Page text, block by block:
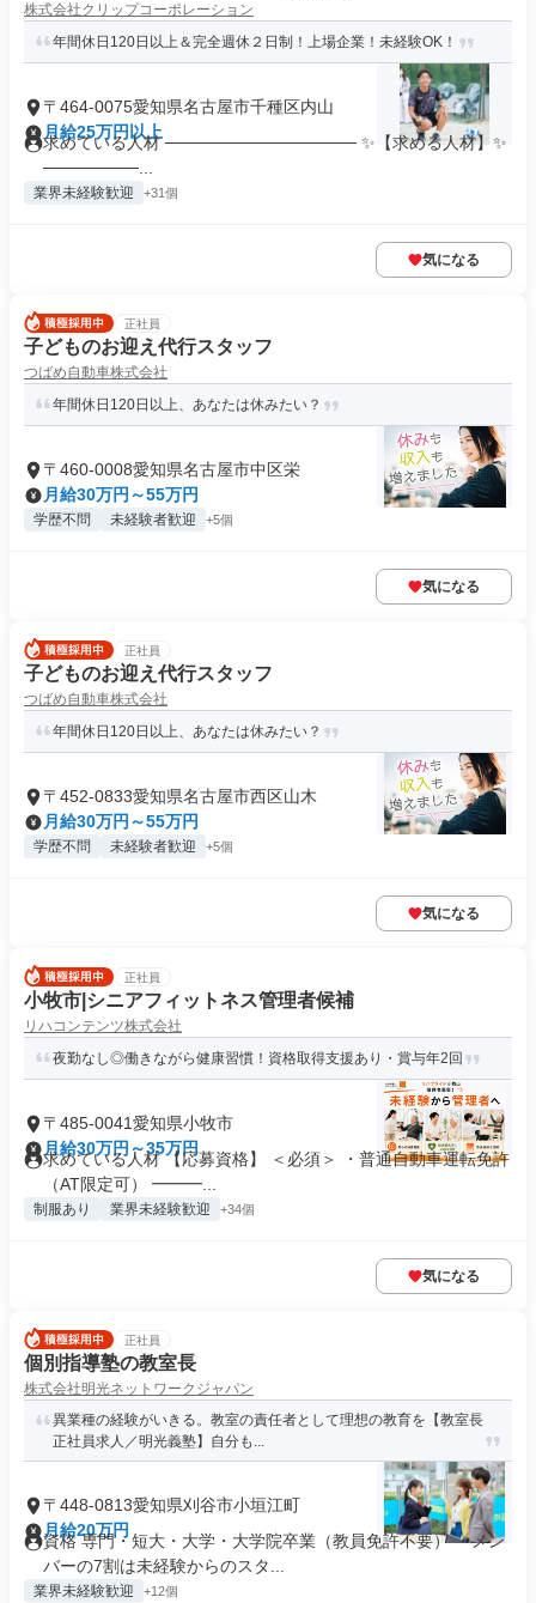
株式会社クリップコーポレーション
年間休日120日以上＆完全週休２日制！上場企業！未経験OK！
〒464-0075愛知県名古屋市千種区内山
月給25万円以上
求めている人材 ──────────────── ✨【求める人材】✨
────────...
業界未経験歓迎 +31個
気になる
正社員
子どものお迎え代行スタッフ
つばめ自動車株式会社
年間休日120日以上、あなたは休みたい？
〒460-0008愛知県名古屋市中区栄
月給30万円～55万円
学歴不問 未経験者歓迎 +5個
気になる
正社員
子どものお迎え代行スタッフ
つばめ自動車株式会社
年間休日120日以上、あなたは休みたい？
〒452-0833愛知県名古屋市西区山木
月給30万円～55万円
学歴不問 未経験者歓迎 +5個
気になる
正社員
小牧市|シニアフィットネス管理者候補
リハコンテンツ株式会社
夜勤なし◎働きながら健康習慣！資格取得支援あり・賞与年2回
〒485-0041愛知県小牧市
月給30万円～35万円
求めている人材 【応募資格】 ＜必須＞ ・普通自動車運転免許
（AT限定可） ━━━...
制服あり 業界未経験歓迎 +34個
気になる
正社員
個別指導塾の教室長
株式会社明光ネットワークジャパン
異業種の経験がいきる。教室の責任者として理想の教育を【教室長
正社員求人／明光義塾】自分も...
〒448-0813愛知県刈谷市小垣江町
月給20万円
資格 専門・短大・大学・大学院卒業（教員免許不要） ・メン
バーの7割は未経験からのスタ...
業界未経験歓迎 +12個